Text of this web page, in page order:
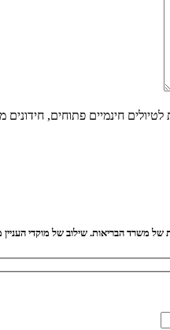
חינמיים פתוחים,
משרד הבריאות. שילוב של מוקדי העניין